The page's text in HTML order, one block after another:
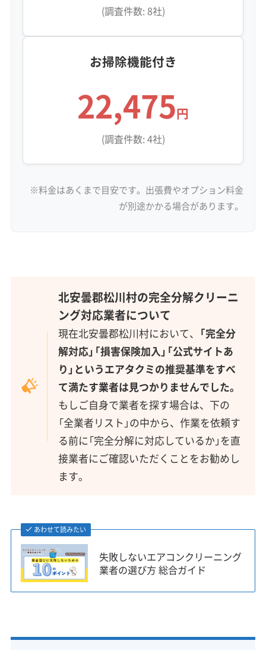
(調査件数: 8社)
お掃除機能付き
22,475円
(調査件数: 4社)
※料金はあくまで目安です。出張費やオプション料金
が別途かかる場合があります。
北安曇郡松川村の完全分解クリーニ
ング対応業者について
現在北安曇郡松川村において、 「完全分
解対応」「損害保険加入」「公式サイトあ
り」というエアタクミの推奨基準をすべ
て満たす業者は見つかりませんでした。
もしご自身で業者を探す場合は、下の
「全業者リスト」の中から、作業を依頼す
る前に「完全分解に対応しているか」を直
接業者にご確認いただくことをお勧めし
ます。
あわせて読みたい
失敗しないエアコンクリーニング
業者の選び方 総合ガイド